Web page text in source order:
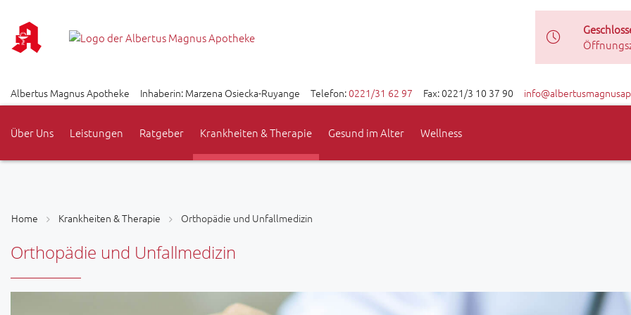
Albertus Magnus Apotheke Inhaberin: Marzena Osiecka-Ruyange Telefon:0221/31 62 97 Fax: 0221/3 10 37 90
Über Uns Leistungen Ratgeber Krankheiten & Therapie Gesund im Alter Wellness
Home Krankheiten & Therapie Orthopädie und Unfallmedizin
Orthopädie und Unfallmedizin